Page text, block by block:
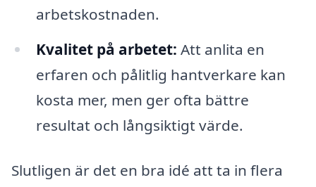
arbetskostnaden.
Kvalitet på arbetet: Att anlita en
erfaren och pålitlig hantverkare kan
kosta mer, men ger ofta bättre
resultat och långsiktigt värde.
Slutligen är det en bra idé att ta in flera